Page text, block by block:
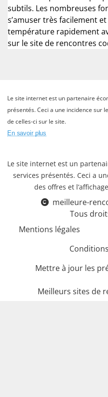
subtils. Les nombreuses
s’amuser très facilement
température rapidement
sur le site de rencontres
Le site internet est un partenaire
présentés. Ceci a une incidence sur
de celles-ci sur le site.
En savoir plus
Le site internet est un
services présentés. Ceci a
des offres et
meilleure-
Tous
Mentions légales
Mettre à jour les
Meilleurs sites de